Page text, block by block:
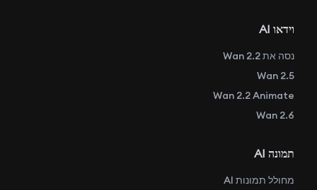
וידאו AI
נסה את Wan 2.2
Wan 2.5
Wan 2.2 Animate
Wan 2.6
תמונה AI
מחולל תמונות AI